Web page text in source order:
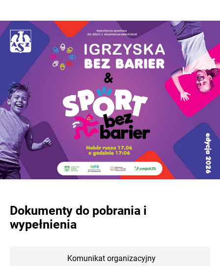
Dokumenty do pobrania i
wypełnienia
Komunikat organizacyjny